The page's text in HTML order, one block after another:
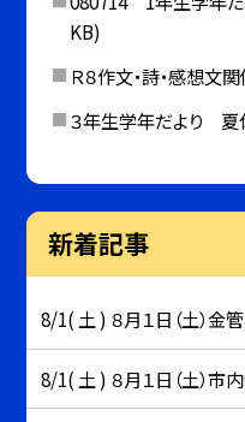
KB)
Ｒ８作文・詩・感想文
３年生学年だより 夏
新着記事
8/1( 土 ) ８月１日（土）金
8/1( 土 ) ８月１日（土）市